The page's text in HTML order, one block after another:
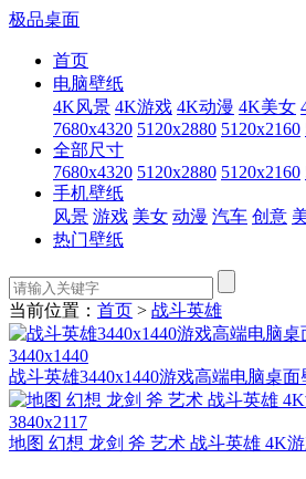
极品桌面
首页
电脑壁纸
4K风景 4K游戏 4K动漫 4K美女
7680x4320 5120x2880 5120x2160
全部尺寸
7680x4320 5120x2880 5120x2160
手机壁纸
风景 游戏 美女 动漫 汽车 创意
热门壁纸
当前位置： 首页 > 战斗英雄
3440x1440
战斗英雄3440x1440游戏高端电脑桌面
3840x2117
地图 幻想 龙剑 斧 艺术 战斗英雄 4K